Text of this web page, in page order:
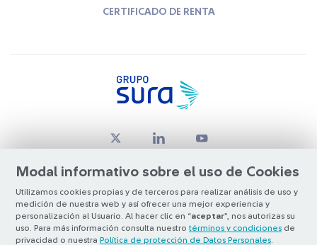
Modal informativo sobre el uso de Cookies
Utilizamos cookies propias y de terceros para realizar análisis de uso y
medición de nuestra web y así ofrecer una mejor experiencia y
personalización al Usuario. Al hacer clic en “aceptar”, nos autorizas su
uso. Para más información consulta nuestro términos y condiciones de
privacidad o nuestra Política de protección de Datos Personales
CERTIFICADO DE RENTA
© Copyright Grupo SURA 2026